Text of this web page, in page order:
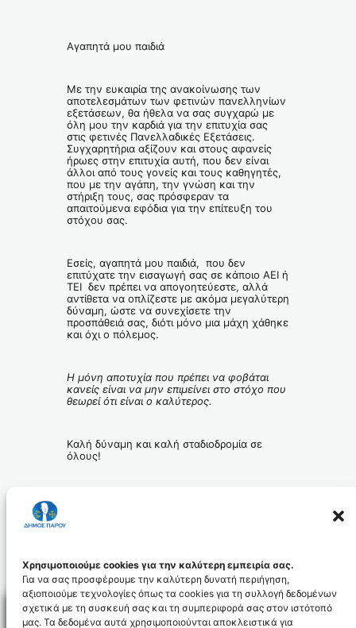
Χρησιμοποιούμε cookies για την καλύτερη εμπειρία σας.
Για να σας προσφέρουμε την καλύτερη δυνατή περιήγηση,
αξιοποιούμε τεχνολογίες όπως τα cookies για τη συλλογή δεδομένων
σχετικά με τη συσκευή σας και τη συμπεριφορά σας στον ιστότοπό
μας. Τα δεδομένα αυτά χρησιμοποιούνται αποκλειστικά για
Αγαπητά μου παιδιά
Με την ευκαιρία της ανακοίνωσης των
αποτελεσμάτων των φετινών πανελληνίων
εξετάσεων, θα ήθελα να σας συγχαρώ με
όλη μου την καρδιά για την επιτυχία σας
στις φετινές Πανελλαδικές Εξετάσεις.
Συγχαρητήρια αξίζουν και στους αφανείς
ήρωες στην επιτυχία αυτή, που δεν είναι
άλλοι από τους γονείς και τους καθηγητές,
που με την αγάπη, την γνώση και την
στήριξη τους, σας πρόσφεραν τα
απαιτούμενα εφόδια για την επίτευξη του
στόχου σας.
Εσείς, αγαπητά μου παιδιά, που δεν
επιτύχατε την εισαγωγή σας σε κάποιο ΑΕΙ ή
ΤΕΙ δεν πρέπει να απογοητεύεστε, αλλά
αντίθετα να οπλίζεστε με ακόμα μεγαλύτερη
δύναμη, ώστε να συνεχίσετε την
προσπάθειά σας, διότι μόνο μια μάχη χάθηκε
και όχι ο πόλεμος.
Η μόνη αποτυχία που πρέπει να φοβάται
κανείς είναι να μην επιμείνει στο στόχο που
θεωρεί ότι είναι ο καλύτερος.
Καλή δύναμη και καλή σταδιοδρομία σε
όλους!